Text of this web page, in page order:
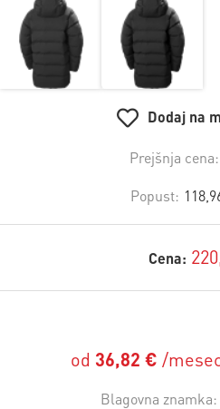
Dodaj na
Prejšnja cena:
Popust:
Cena:
od 36,82 € /
Blagovna znamka: